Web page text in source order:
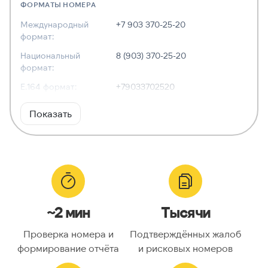
ФОРМАТЫ НОМЕРА
Международный
формат:
+7 903 370-25-20
Национальный
формат:
8 (903) 370-25-20
E.164 формат:
+79033702520
RFC3966
формат:
Тип номера:
Оператор связи:
Национальный
9033702520
Код страны:
Показать
~2 мин
Проверка номера и
формирование отчёта
Тысячи
Подтверждённых жалоб
и рисковых номеров